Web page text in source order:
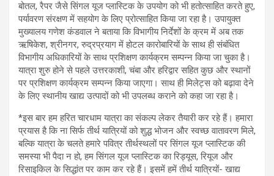
बोतल, रैपर जैसे सिंगल यूज प्लास्टिक के उपयोग को भी हतोत्साहित करते हुए,
पर्यावरण संरक्षण में सहयोग के लिए प्रोत्साहित किया जा रहा है। उपायुक्त
मुख्यालय गणेश कंडवाल ने बताया कि विभागीय निर्देशों के क्रम में अब तक
ऋषिकेश, श्रीनगर, रुद्रप्रयाग में होटल कारोबारियों के साथ ही संबंधित
विभागीय अधिकारियों के साथ प्रशिक्षण कार्यक्रम सम्पन्न किया जा चुका है।
यात्रा शुरु होने से पहले उत्तरकाशी, चंबा और हरिद्वार सहित कुछ और स्थानों
पर प्रशिक्षण कार्यक्रम सम्पन्न किया जाएगा। साथ ही मिलेट्स को बढ़ावा देने
के लिए स्थानीय खाद्य उत्पादों को भी उपलब्ध कराने को कहा जा रहा है।
*इस बार हम हरित चारधाम यात्रा का संकल्प लेकर तैयारी कर रहे हैं। हमारा
प्रयास है कि ना सिर्फ तीर्थ यात्रियों को शुद्ध भोजन और स्वच्छ वातावरण मिले,
बल्कि यात्रा के चलते हमारे पवित्र तीर्थस्थलों पर सिंगल यूज प्लास्टिक की
समस्या भी पैदा न हो, हम सिंगल यूज प्लास्टिक का रिड्यूस, रियूज और
रिसाइकिल के सिद्धांत पर काम कर रहे हैं। इसमें हमें तीर्थ यात्रियों- खाद्य